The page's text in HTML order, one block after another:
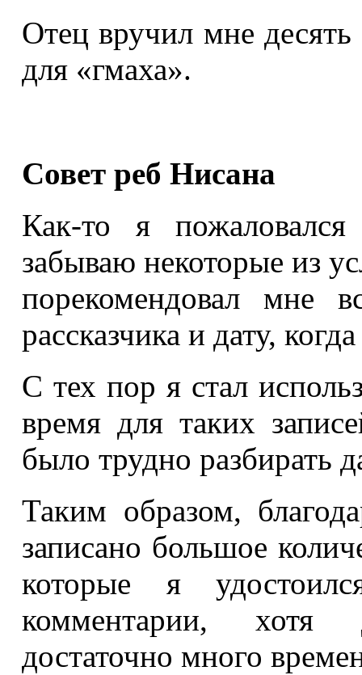
Отец вручил мне десять
для «гмаха».
Совет реб Нисана
Как-то я
забываю некоторые из
порекомендовал мне
рассказчика и дату,
С тех пор я стал
время для таких
было трудно разбирать
Таким образом,
записано большое
которые я
комментарии, хотя
достаточно много